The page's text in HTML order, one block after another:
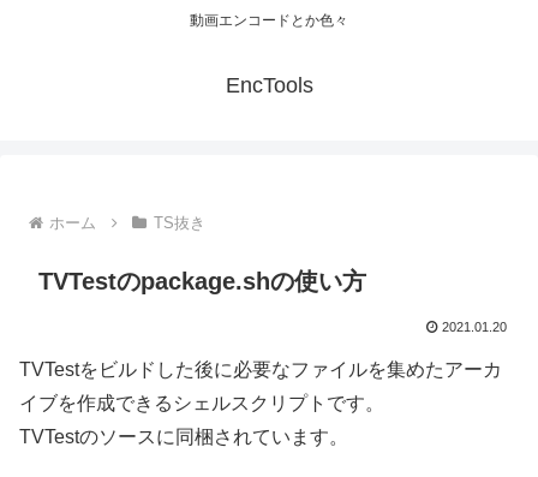
動画エンコードとか色々
EncTools
ホーム TS抜き
TVTestのpackage.shの使い方
2021.01.20
TVTestをビルドした後に必要なファイルを集めたアーカ
イブを作成できるシェルスクリプトです。
TVTestのソースに同梱されています。